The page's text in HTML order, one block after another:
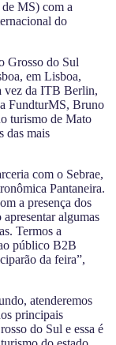
MS) com a
do
Grosso do Sul
em Lisboa,
vez da ITB Berlin,
FundturMS, Bruno
turismo de Mato
das mais
com o Sebrae,
Pantaneira.
a presença dos
algumas
Termos a
público B2B
da feira”,
atenderemos
principais
do Sul e essa é